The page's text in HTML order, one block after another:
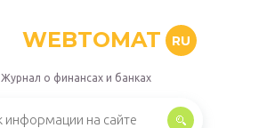
WEBTOMAT RU
Журнал о финансах и банках